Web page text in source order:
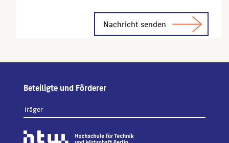
Beteiligte und Förderer
Träger